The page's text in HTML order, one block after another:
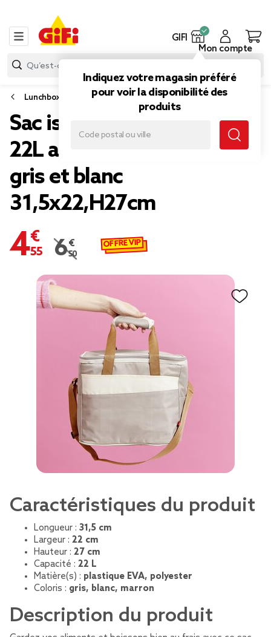
GIFI
Indiquez votre magasin préféré
pour voir la disponibilité des
produits
Mon compte
Lunchbox et sac isotherme
Sac isotherme fraîcheur
22L anses et bandoulière
gris et blanc
31,5x22,H27cm
4,55 €
Prix remisé de 6,50 € à 4,55 €
6,50 € OFFRE VIP
Caractéristiques du produit
Longueur : 31,5 cm
Largeur : 22 cm
Hauteur : 27 cm
Capacité : 22 L
Matière(s) : plastique EVA, polyester
Coloris : gris, blanc, marron
Description du produit